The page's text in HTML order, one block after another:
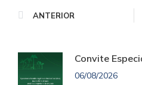
ANTERIOR
Convite
06/08/2026